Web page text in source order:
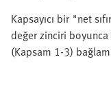
Kapsayıcı bir "net
değer zinciri
(Kapsam 1-3)